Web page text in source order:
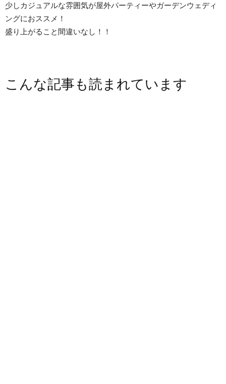
少しカジュアルな雰囲気が屋外パーティーやガーデンウェディ
ングにおススメ！
盛り上がること間違いなし！！
こんな記事も読まれています